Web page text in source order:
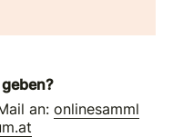
an:onlinesamml